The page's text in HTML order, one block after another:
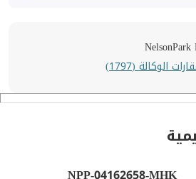
الوكالة (1797)